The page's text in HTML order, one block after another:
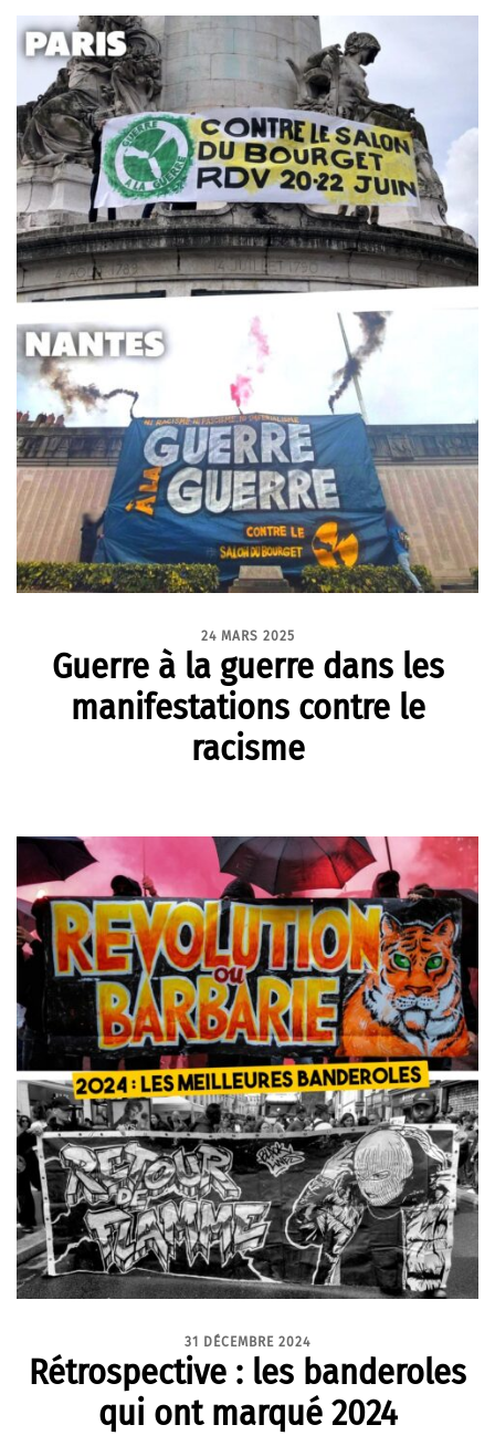
24 MARS 2025
Guerre à la guerre dans les
manifestations contre le
racisme
31 DÉCEMBRE 2024
Rétrospective : les banderoles
qui ont marqué 2024